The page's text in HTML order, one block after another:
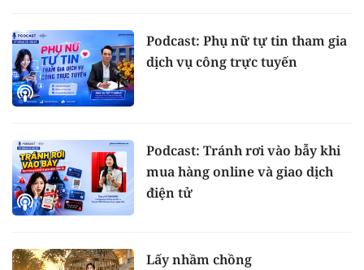
Podcast: Phụ nữ tự tin tham gia
dịch vụ công trực tuyến
Podcast: Tránh rơi vào bẫy khi
mua hàng online và giao dịch
điện tử
Lấy nhầm chồng